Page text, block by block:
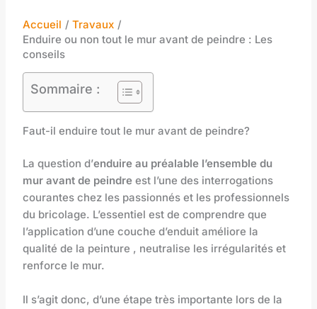
Accueil
Travaux
Enduire ou non tout le mur avant de peindre : Les
conseils
Sommaire :
Faut-il enduire tout le mur avant de peindre?
La question d’enduire au préalable l’ensemble du
mur avant de peindre est l’une des interrogations
courantes chez les passionnés et les professionnels
du bricolage. L’essentiel est de comprendre que
l’application d’une couche d’enduit améliore la
qualité de la peinture , neutralise les irrégularités et
renforce le mur.
Il s’agit donc, d’une étape très importante lors de la